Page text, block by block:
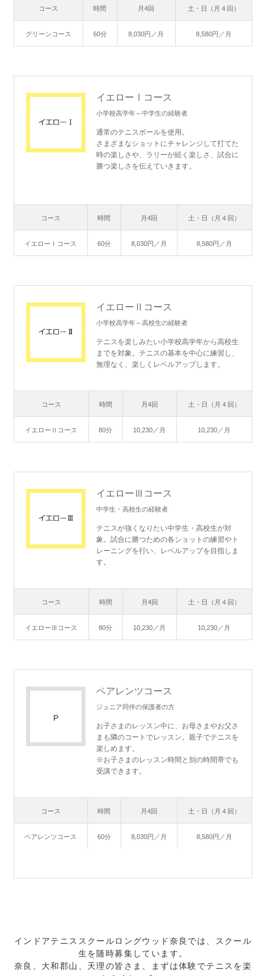
コース 時間 月4回 土・日（月４回）
グリーンコース 60分 8,030円／月 8,580円／月
イエローⅠコース
小学校高学年～中学生の経験者
通常のテニスボールを使用。
さまざまなショットにチャレンジして打てた
時の楽しさや、ラリーが続く楽しさ、試合に
勝つ楽しさを伝えていきます。
コース 時間 月4回 土・日（月４回）
イエローⅠコース 60分 8,030円／月 8,580円／月
イエローⅡコース
小学校高学年～高校生の経験者
テニスを楽しみたい小学校高学年から高校生
までを対象。テニスの基本を中心に練習し、
無理なく、楽しくレベルアップします。
コース 時間 月4回 土・日（月４回）
イエローⅡコース 80分 10,230／月 10,230／月
イエローⅢコース
中学生・高校生の経験者
テニスが強くなりたい中学生・高校生が対
象。試合に勝つための各ショットの練習やト
レーニングを行い、レベルアップを目指しま
す。
コース 時間 月4回 土・日（月４回）
イエローⅢコース 80分 10,230／月 10,230／月
ペアレンツコース
ジュニア同伴の保護者の方
お子さまのレッスン中に、お母さまやお父さ
まも隣のコートでレッスン。親子でテニスを
楽しめます。
※お子さまのレッスン時間と別の時間帯でも
受講できます。
コース 時間 月4回 土・日（月４回）
ペアレンツコース 60分 8,030円／月 8,580円／月
インドアテニススクールロングウッド奈良では、スクール
生を随時募集しています。
奈良、大和郡山、天理の皆さま、まずは体験でテニスを楽